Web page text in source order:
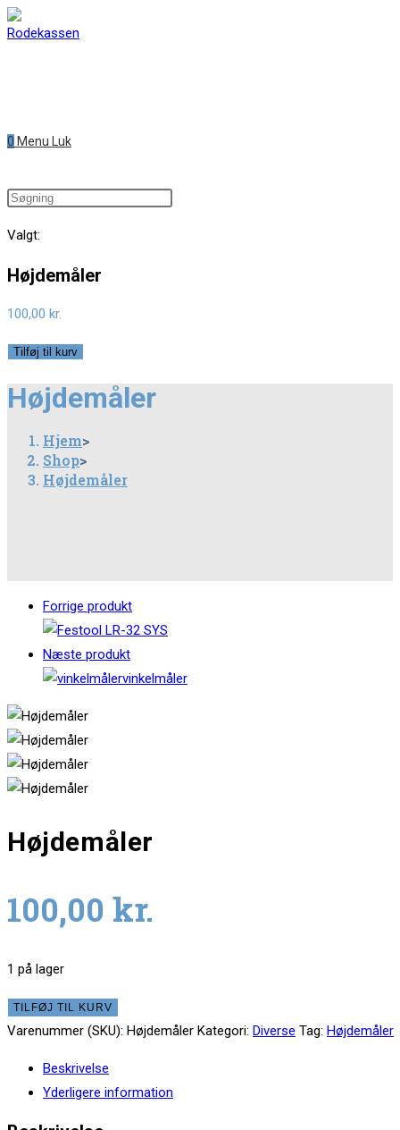
0 Menu Luk
Valgt:
Højdemåler
100,00 kr.
Tilføj til kurv
Højdemåler
Hjem>
Shop>
Højdemåler
Forrige produkt
Næste produkt
Højdemåler
100,00 kr.
1 på lager
TILFØJ TIL KURV
Varenummer (SKU): Højdemåler Kategori: Diverse Tag: Højdemåler
Beskrivelse
Yderligere information